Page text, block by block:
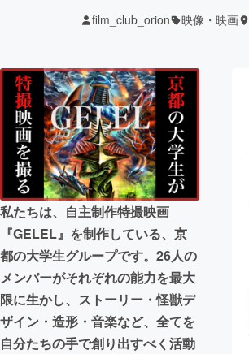
テクノロジー・ガジェット
映像・映画
ビジネス・起業
まちづくり・地域活性化
CAMPFIRE for Social Good
CAMPFIREふるさと納税machi-ya
film_club_orion 映像・映画
私たちは、自主制作特撮映画
『GELEL』を制作している、京
都の大学生グループです。26人の
メンバーがそれぞれの能力を最大
限に生かし、ストーリー・怪獣デ
ザイン・造形・音楽など、全てを
自分たちの手で創り出すべく活動